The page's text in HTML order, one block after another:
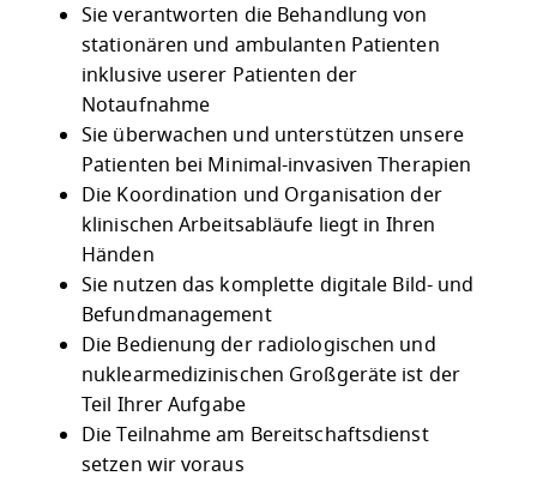
Sie verantworten die Behandlung von
stationären und ambulanten Patienten
inklusive userer Patienten der
Notaufnahme
Sie überwachen und unterstützen unsere
Patienten bei Minimal-invasiven Therapien
Die Koordination und Organisation der
klinischen Arbeitsabläufe liegt in Ihren
Händen
Sie nutzen das komplette digitale Bild- und
Befundmanagement
Die Bedienung der radiologischen und
nuklearmedizinischen Großgeräte ist der
Teil Ihrer Aufgabe
Die Teilnahme am Bereitschaftsdienst
setzen wir voraus